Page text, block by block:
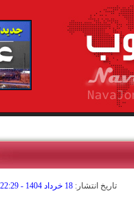
تاريخ انتشار: 18 خرداد 1404 - 22:29